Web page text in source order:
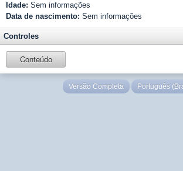
Idade: Sem informações
Data de nascimento: Sem informações
Controles
Conteúdo
Versão Completa Português